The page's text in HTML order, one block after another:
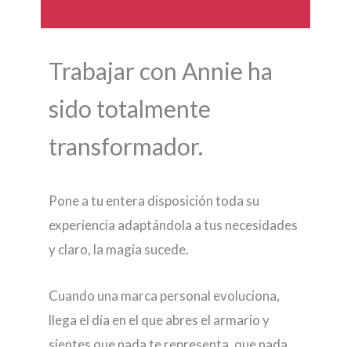
Trabajar con Annie ha
sido totalmente
transformador.
Pone a tu entera disposición toda su
experiencia adaptándola a tus necesidades
y claro, la magia sucede.
Cuando una marca personal evoluciona,
llega el día en el que abres el armario y